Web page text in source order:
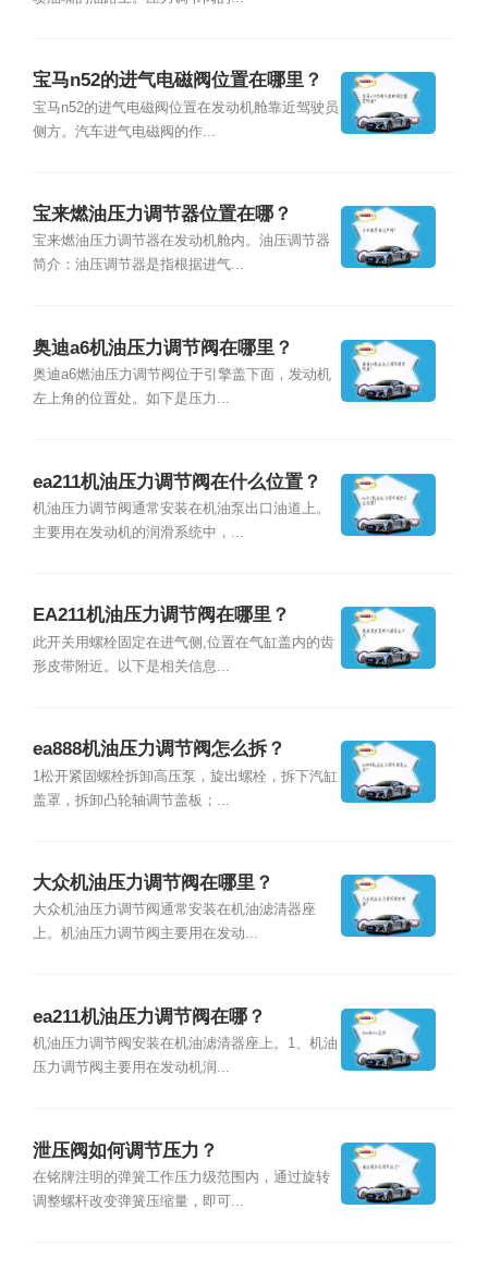
宝马n52的进气电磁阀位置在哪里？
宝马n52的进气电磁阀位置在发动机舱靠近驾驶员
侧方。汽车进气电磁阀的作...
宝来燃油压力调节器位置在哪？
宝来燃油压力调节器在发动机舱内。油压调节器
简介：油压调节器是指根据进气...
奥迪a6机油压力调节阀在哪里？
奥迪a6燃油压力调节阀位于引擎盖下面，发动机
左上角的位置处。如下是压力...
ea211机油压力调节阀在什么位置？
机油压力调节阀通常安装在机油泵出口油道上。
主要用在发动机的润滑系统中，...
EA211机油压力调节阀在哪里？
此开关用螺栓固定在进气侧,位置在气缸盖内的齿
形皮带附近。以下是相关信息...
ea888机油压力调节阀怎么拆？
1松开紧固螺栓拆卸高压泵，旋出螺栓，拆下汽缸
盖罩，拆卸凸轮轴调节盖板；...
大众机油压力调节阀在哪里？
大众机油压力调节阀通常安装在机油滤清器座
上。机油压力调节阀主要用在发动...
ea211机油压力调节阀在哪？
机油压力调节阀安装在机油滤清器座上。1、机油
压力调节阀主要用在发动机润...
泄压阀如何调节压力？
在铭牌注明的弹簧工作压力级范围内，通过旋转
调整螺杆改变弹簧压缩量，即可...